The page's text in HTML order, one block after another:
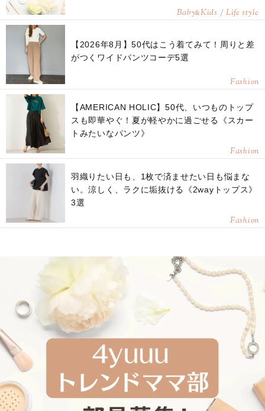
Baby&Kids / Life style
【2026年8月】50代はこう着てみて！周りと差
がつくワイドパンツコーデ5選
Fashion
【AMERICAN HOLIC】50代、いつものトップ
スも即華やぐ！夏が軽やかに過ごせる《スカー
トみたいなパンツ》
Fashion
羽織りたい日も、1枚で済ませたい日も悩まな
い。涼しく、ラクに垢抜ける《2wayトップス》
3選
Fashion